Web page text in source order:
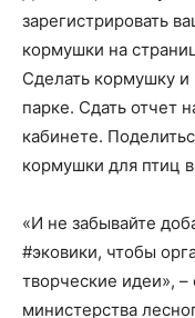
зарегистрировать
кормушки на
Сделать кормушку и
парке. Сдать отчет
кабинете.
кормушки для птиц
«И не забывайте
#эковики, чтобы
творческие идеи»,
министерства